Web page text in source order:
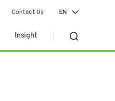
Contact Us EN
Insight